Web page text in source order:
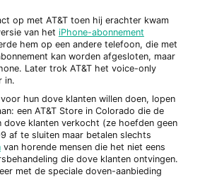
op met AT&T toen hij erachter kwam
van het iPhone-abonnement
hem op een andere telefoon, die met
kan worden afgesloten, maar
Later trok AT&T het voice-only
in.
hun dove klanten willen doen, lopen
een AT&T Store in Colorado die de
dove klanten verkocht (ze hoefden geen
af te sluiten maar betalen slechts
van horende mensen die het niet eens
die dove klanten ontvingen.
met de speciale doven-aanbieding